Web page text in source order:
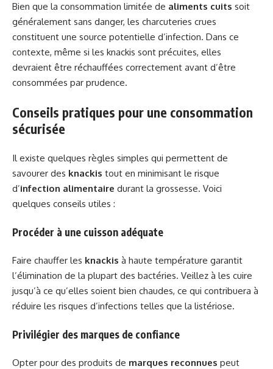
Bien que la consommation limitée de aliments cuits soit
généralement sans danger, les charcuteries crues
constituent une source potentielle d’infection. Dans ce
contexte, même si les knackis sont précuites, elles
devraient être réchauffées correctement avant d’être
consommées par prudence.
Conseils pratiques pour une consommation
sécurisée
Il existe quelques règles simples qui permettent de
savourer des knackis tout en minimisant le risque
d’infection alimentaire durant la grossesse. Voici
quelques conseils utiles :
Procéder à une cuisson adéquate
Faire chauffer les knackis à haute température garantit
l’élimination de la plupart des bactéries. Veillez à les cuire
jusqu’à ce qu’elles soient bien chaudes, ce qui contribuera à
réduire les risques d’infections telles que la listériose.
Privilégier des marques de confiance
Opter pour des produits de marques reconnues peut